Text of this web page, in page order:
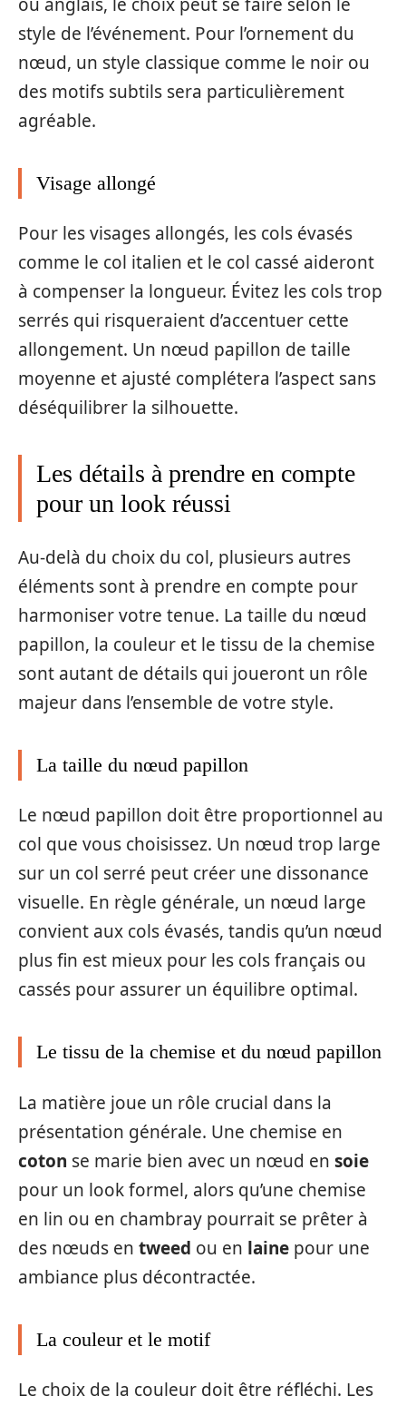
style de l’événement. Pour l’ornement du
nœud, un style classique comme le noir ou
des motifs subtils sera particulièrement
agréable.
Visage allongé
Pour les visages allongés, les cols évasés
comme le col italien et le col cassé aideront
à compenser la longueur. Évitez les cols trop
serrés qui risqueraient d’accentuer cette
allongement. Un nœud papillon de taille
moyenne et ajusté complétera l’aspect sans
déséquilibrer la silhouette.
Les détails à prendre en compte
pour un look réussi
Au-delà du choix du col, plusieurs autres
éléments sont à prendre en compte pour
harmoniser votre tenue. La taille du nœud
papillon, la couleur et le tissu de la chemise
sont autant de détails qui joueront un rôle
majeur dans l’ensemble de votre style.
La taille du nœud papillon
Le nœud papillon doit être proportionnel au
col que vous choisissez. Un nœud trop large
sur un col serré peut créer une dissonance
visuelle. En règle générale, un nœud large
convient aux cols évasés, tandis qu’un nœud
plus fin est mieux pour les cols français ou
cassés pour assurer un équilibre optimal.
Le tissu de la chemise et du nœud papillon
La matière joue un rôle crucial dans la
présentation générale. Une chemise en
coton se marie bien avec un nœud en soie
pour un look formel, alors qu’une chemise
en lin ou en chambray pourrait se prêter à
des nœuds en tweed ou en laine pour une
ambiance plus décontractée.
La couleur et le motif
Le choix de la couleur doit être réfléchi. Les